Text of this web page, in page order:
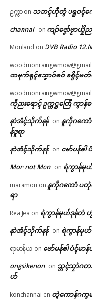
ဥက္ကာ on သဘၚ်ဟီုတွံ ပရူဝၚ်ကေ
channai on ကျာ်ဇၞော်ဗၟာယှိုဲည
Monland on DVB Radio
တမုက်ရုၚ်သၞောဝ်ဓဝ် ခရိုၚ်မ
ကဵုညးရောၚ် ဥက္ကဋ္ဌတြေံ ကွာန်
နာဲအံၚ်သိုက်နန် on နူကဵုဂကေ
န်ဒူရာ
နာဲအံၚ်သိုက်နန် on ဗော်မန်ၜါ
Mon not Mon on ရဲကွာန်မု
maramou on နူကဵုဂကောံ ပ
ရာ
Rea Jea on ရဲကွာန်မုဟ်ဒုန်တံ
နာဲအံၚ်သိုက်နန် on ရဲကွာန်မု
ရာမာန်ယ on ဗော်မန်ၜါ ပံၚ်မာ
ongsikenon on သ္ဘၚ်သၠာဲဂတ
ဟ်
konchannai on တ္ၚဲကောန်ဂကူ